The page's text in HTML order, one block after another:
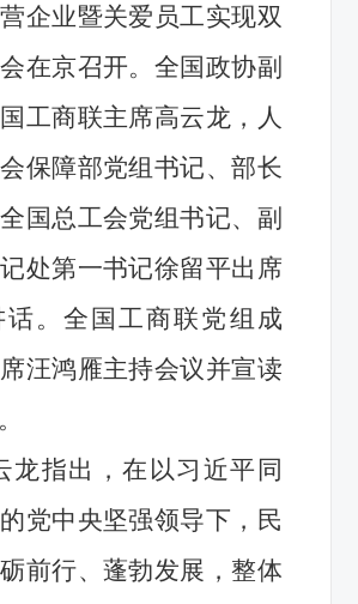
企业暨关爱员工实现双
在京召开。全国政协副
工商联主席高云龙，人
保障部党组书记、部长
国总工会党组书记、副
处第一书记徐留平出席
。全国工商联党组成
汪鸿雁主持会议并宣读
龙指出，在以习近平同
党中央坚强领导下，民
前行、蓬勃发展，整体